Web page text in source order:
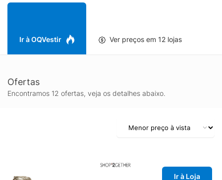
Ir à OQVestir Ver preços em 12 lojas
Ofertas
Encontramos 12 ofertas, veja os detalhes abaixo.
Ir à Loja